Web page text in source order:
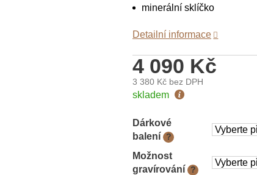
4 090 Kč
3 380 Kč bez DPH
Měrná
skladem
Dárkové
balení
?
Možnost
gravírování
?
minerální sklíčko
Detailní informace